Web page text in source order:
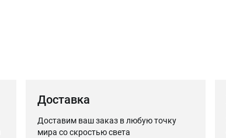
Доставка
Доставим ваш заказ в любую точку
мира со скростью света